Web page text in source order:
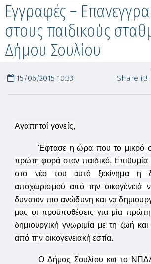
Εγγραφές –
στους παιδικούς
Δήμου Σουλίου
15/06/2015 10:33 Share it!
Αγαπητοί γονείς,
Έφτασε η ώρα που το μικρό
πρώτη φορά στον παιδικό. Επιθυμία
στο νέο του αυτό ξεκίνημα η
αποχωρισμού από την οικογένειά
δυνατόν πιο ανώδυνη και να
μας οι προϋποθέσεις για μία
δημιουργική γνωριμία με τη ζωή
από την οικογενειακή εστία.
Ο Δήμος Σουλίου και το